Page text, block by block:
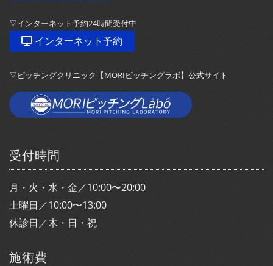
▽インターネット予約24時間受付中
インターネット予約
▽ピッチングクリニック【MORIピッチングラボ】公式サイト
受付時間
月・火・水・金／10:00〜20:00
土曜日／10:00〜13:00
休診日／木・日・祝
施術費